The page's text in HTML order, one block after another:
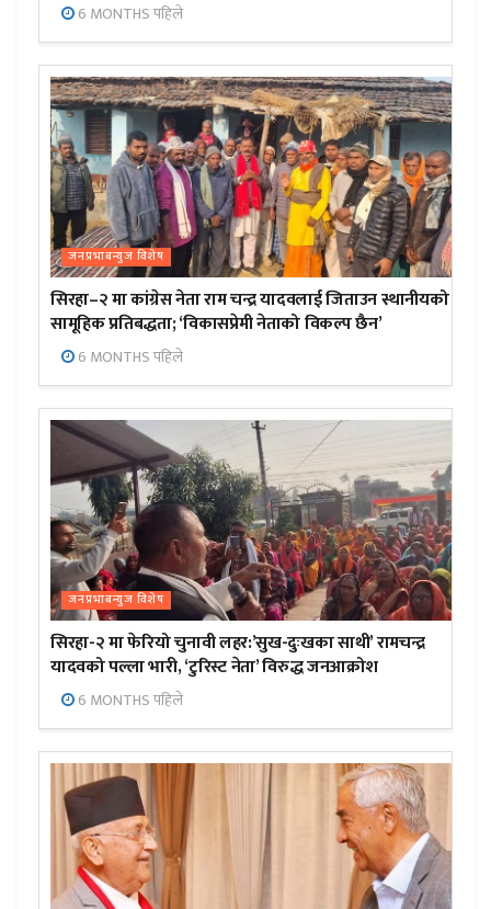
6 MONTHS पहिले
जनप्रभाबन्युज विशेष
सिरहा–२ मा कांग्रेस नेता राम चन्द्र यादवलाई जिताउन स्थानीयको
सामूहिक प्रतिबद्धता; ‘विकासप्रेमी नेताको विकल्प छैन’
6 MONTHS पहिले
जनप्रभाबन्युज विशेष
सिरहा-२ मा फेरियो चुनावी लहर:’सुख-दुःखका साथी’ रामचन्द्र
यादवको पल्ला भारी, ‘टुरिस्ट नेता’ विरुद्ध जनआक्रोश
6 MONTHS पहिले